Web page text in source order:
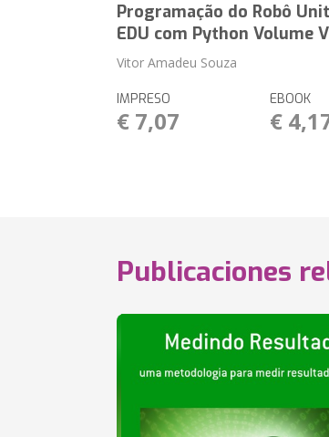
Programação do Robô
EDU com Python Volume V
Vitor Amadeu Souza
IMPRESO
€ 7,07
EBOOK
€
Publicaciones